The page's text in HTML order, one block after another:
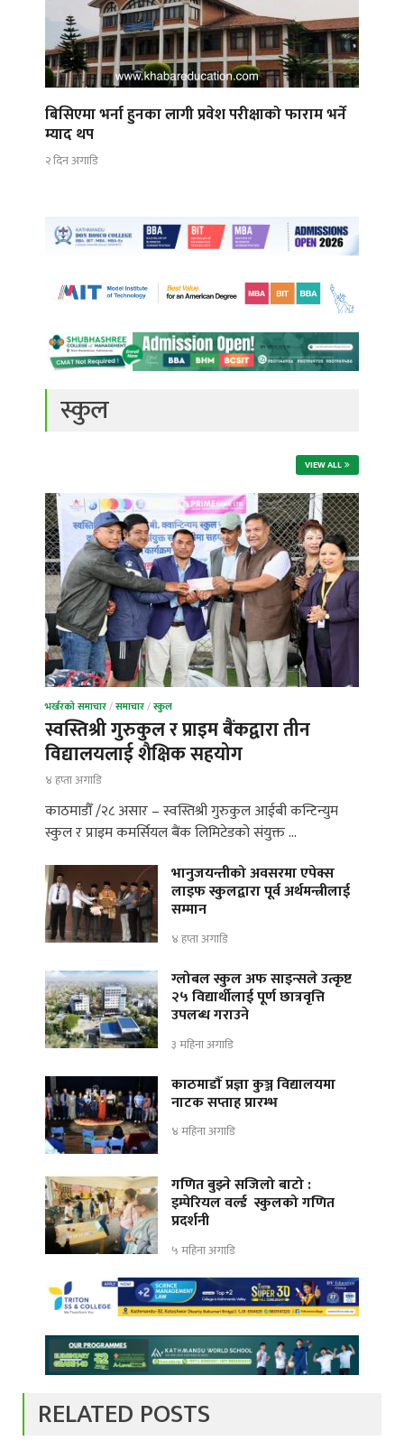
बिसिएमा भर्ना हुनका लागी प्रवेश परीक्षाको फाराम भर्ने
म्याद थप
२ दिन अगाडि
स्कुल
VIEW ALL
भर्खरको समाचार/समाचार/स्कुल
स्वस्तिश्री गुरुकुल र प्राइम बैंकद्वारा तीन
विद्यालयलाई शैक्षिक सहयोग
४ हप्ता अगाडि
काठमाडौँ /२८ असार – स्वस्तिश्री गुरुकुल आईबी कन्टिन्युम
स्कुल र प्राइम कमर्सियल बैंक लिमिटेडको संयुक्त …
भानुजयन्तीको अवसरमा एपेक्स
लाइफ स्कुलद्वारा पूर्व अर्थमन्त्रीलाई
सम्मान
४ हप्ता अगाडि
ग्लोबल स्कुल अफ साइन्सले उत्कृष्ट
२५ विद्यार्थीलाई पूर्ण छात्रवृत्ति
उपलब्ध गराउने
३ महिना अगाडि
काठमाडौँ प्रज्ञा कुञ्ज विद्यालयमा
नाटक सप्ताह प्रारम्भ
४ महिना अगाडि
गणित बुझ्ने सजिलो बाटो :
इम्पेरियल वर्ल्ड स्कुलको गणित
प्रदर्शनी
५ महिना अगाडि
RELATED POSTS